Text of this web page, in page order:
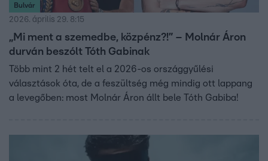
Bulvár
2026. április 29. 8:15
„Mi ment a szemedbe, közpénz?!” – Molnár Áron
durván beszólt Tóth Gabinak
Több mint 2 hét telt el a 2026-os országgyűlési
választások óta, de a feszültség még mindig ott lappang
a levegőben: most Molnár Áron állt bele Tóth Gabiba!